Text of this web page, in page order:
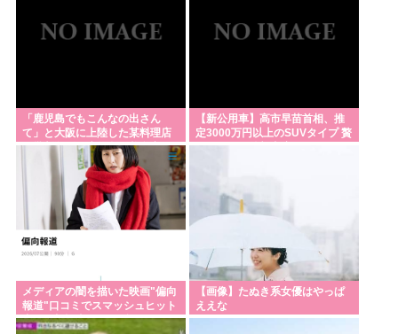
中国系住民を同化させたタイとは正反対…ベトナム
鯖、高騰。輸入鯖も高騰で加工業者の約2割が倒産廃
業 もう大衆魚から高級魚へ…
Powered by livedoor 相互RSS
「鹿児島でもこんなの出さん
て」と大阪に上陸した某料理店
に批判殺到、鹿児島の養鶏家と
タッグを組んだとこ
【新公用車】高市早苗首相、推
定3000万円以上のSUVタイプ 贅
を尽くした後部座席でたばこを
メディアの闇を描いた映画"偏向
報道"口コミでスマッシュヒット
中も一切記事にならず
【画像】たぬき系女優はやっぱ
ええな